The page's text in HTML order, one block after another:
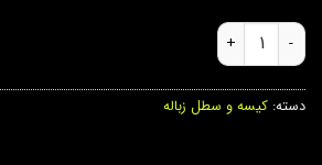
آویز پشت صندلی عدد
دسته: کیسه و سطل زباله